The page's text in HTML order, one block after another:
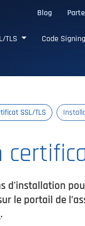
Blog
TLS Code
SSL/TLS
d'installation
le portail de
.